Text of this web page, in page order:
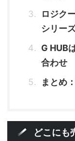
ロジク
シリー
G HUB
合わせ
まとめ
どこにも